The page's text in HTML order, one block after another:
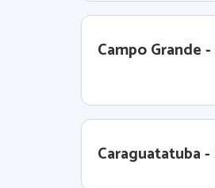
Campo Grande -
Caraguatatuba -